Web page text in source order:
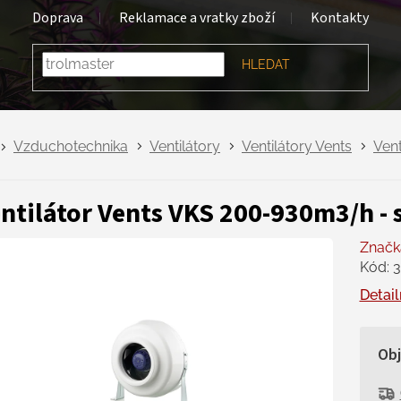
Doprava Reklamace a vratky zboží Kontakty
HLEDAT
Vzduchotechnika Ventilátory Ventilátory Vents
Vents VKS 200-930m3/h
Kód: